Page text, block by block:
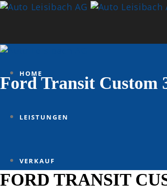
HOME
LEISTUNGEN
VERKAUF
Ford Transit Custom
FORD TRANSIT